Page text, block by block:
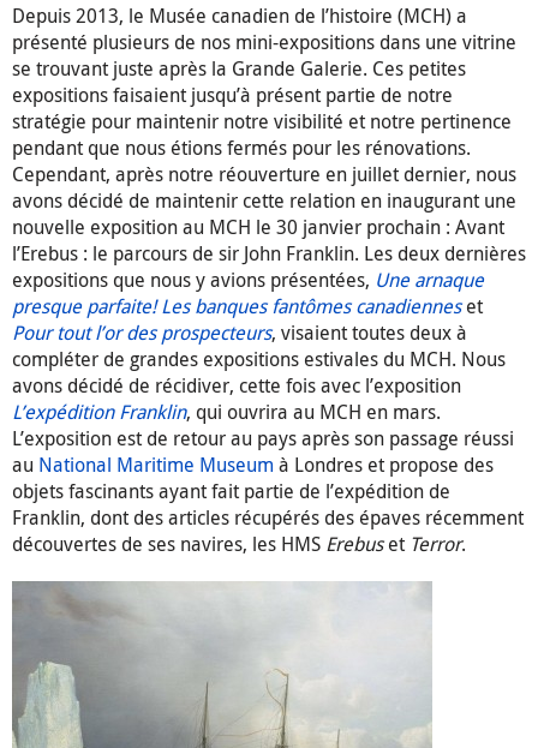
Depuis 2013, le Musée canadien de l’histoire (MCH) a
présenté plusieurs de nos mini-expositions dans une vitrine
se trouvant juste après la Grande Galerie. Ces petites
expositions faisaient jusqu’à présent partie de notre
stratégie pour maintenir notre visibilité et notre pertinence
pendant que nous étions fermés pour les rénovations.
Cependant, après notre réouverture en juillet dernier, nous
avons décidé de maintenir cette relation en inaugurant une
nouvelle exposition au MCH le 30 janvier prochain : Avant
l’Erebus : le parcours de sir John Franklin. Les deux dernières
expositions que nous y avions présentées, Une arnaque
presque parfaite! Les banques fantômes canadienneset
Pour tout l’or des prospecteurs, visaient toutes deux à
compléter de grandes expositions estivales du MCH. Nous
avons décidé de récidiver, cette fois avec l’exposition
L’expédition Franklin, qui ouvrira au MCH en mars.
L’exposition est de retour au pays après son passage réussi
au National Maritime Museum à Londres et propose des
objets fascinants ayant fait partie de l’expédition de
Franklin, dont des articles récupérés des épaves récemment
découvertes de ses navires, les HMS Erebuset Terror.